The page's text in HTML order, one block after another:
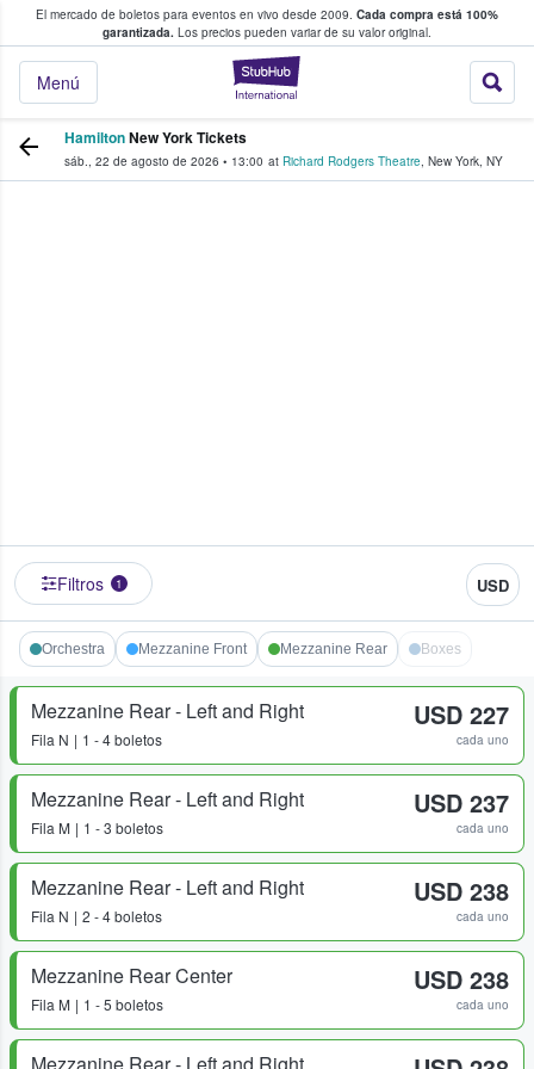
El mercado de boletos para eventos en vivo desde 2009. Cada compra está 100%
garantizada. Los precios pueden variar de su valor original.
StubHub: donde
Menú
fans compran y venden boletos
HamiltonNew York Tickets
sáb., 22 de agosto de 2026 • 13:00 at Richard Rodgers Theatre, New York, NY
Filtros 1 USD
Orchestra Mezzanine Front Mezzanine Rear Boxes
Mezzanine Rear - Left and Right
Fila N 1 - 4 boletos
USD 227
cada uno
Mezzanine Rear - Left and Right
Fila M 1 - 3 boletos
USD 237
cada uno
Mezzanine Rear - Left and Right
Fila N 2 - 4 boletos
USD 238
cada uno
Mezzanine Rear Center
Fila M 1 - 5 boletos
USD 238
cada uno